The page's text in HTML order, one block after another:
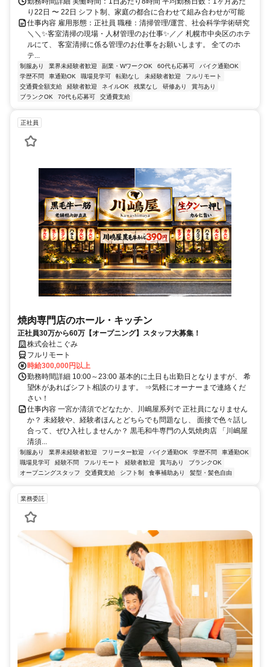
り22日 〜 22日 シフト制、家庭の都合に合わせて組み合わせが可能
仕事内容 雇用形態：正社員 職種：清掃管理/運営、社会科学学術研究
＼＼✨客室清掃の現場・人材管理のお仕事✨／／ 札幌市中央区のホテ
ルにて、 客室清掃に係る管理のお仕事をお願いします。 全てのホ
テ...
制服あり 業界未経験者歓迎 副業・WワークOK 60代も応募可
バイク通勤OK
学歴不問
車通勤OK 職場見学可 転勤なし 未経験者歓迎
フルリモート
交通費全額支給
経験者歓迎 ネイルOK 残業なし 研修あり
賞与あり
ブランクOK
70代も応募可 交通費支給
正社員
焼肉専門店のホール・キッチン
正社員30万から60万【オープニング】スタッフ大募集！
株式会社こぐみ
フルリモート
時給300,000円以上
勤務時間詳細 10:00～23:00 基本的に土日も出勤日となりますが、 希
望休があればシフト相談のります。 ⇒気軽にオーナーまで連絡くだ
さい！
仕事内容 一宮か清須でどなたか、川嶋屋系列で 正社員になりません
か？ 未経験や、経験者ほんとどちらでも問題なし、 面接で色々話し
合って、ぜひ入社しませんか？ 黒毛和牛専門の人気焼肉店 「川嶋屋
清須...
制服あり 業界未経験者歓迎 フリーター歓迎 バイク通勤OK 学歴不問
車通勤OK
職場見学可
経験不問 フルリモート 経験者歓迎 賞与あり
ブランクOK
オープニングスタッフ
交通費支給 シフト制 食事補助あり 髪型・髪色自由
業務委託